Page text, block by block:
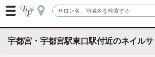
宇都宮・宇都宮駅東口駅付近のネイル